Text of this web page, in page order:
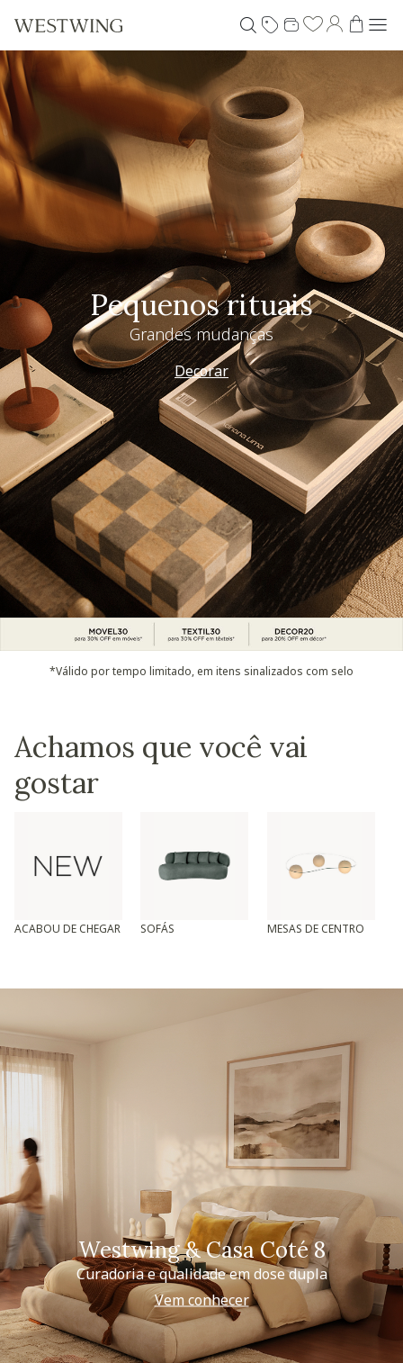
Pequenos rituais
Grandes mudanças
Decorar
*Válido por tempo limitado, em itens sinalizados com selo
Achamos que você vai
gostar
ACABOU DE CHEGAR SOFÁS MESAS DE CENTRO
Westwing & Casa Coté 8
Curadoria e qualidade em dose dupla
Vem conhecer